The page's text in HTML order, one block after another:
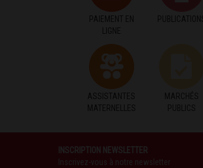
PAIEMENT EN
LIGNE
PUBLICATIONS
ASSISTANTES
MATERNELLES
MARCHÉS
PUBLICS
INSCRIPTION NEWSLETTER
Inscrivez-vous à notre newsletter